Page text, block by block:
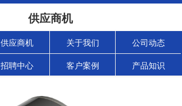
供应商机
供应商机 关于我们 公司动态
招聘中心 客户案例 产品知识